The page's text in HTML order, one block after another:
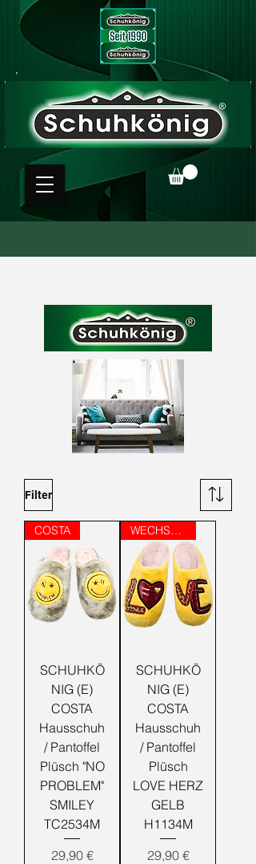
Filter
COSTA
SCHUHKÖ
NIG (E)
COSTA
Hausschuh
/ Pantoffel
Plüsch "NO
PROBLEM"
SMILEY
TC2534M
Preis
29,90 €
WECHSELFUSSBETT
SCHUHKÖ
NIG (E)
COSTA
Hausschuh
/ Pantoffel
Plüsch
LOVE HERZ
GELB
H1134M
Preis
29,90 €